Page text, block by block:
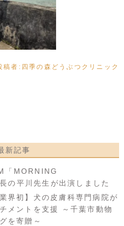
稿者: 四季の森どうぶつクリニック
新記事
「MORNING
の平川先生が出演しました
界初】犬の皮膚科専門病院が
メントを支援 ～千葉市動物
を寄贈～